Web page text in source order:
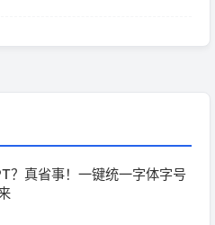
？真省事！一键统一字体字号